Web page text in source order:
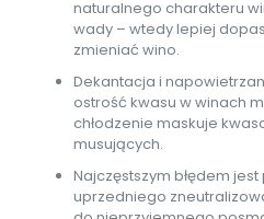
naturalnego charakteru
wady – wtedy lepiej
zmieniać wino.
Dekantacja i
ostrość kwasu w winach
chłodzenie maskuje
musujących.
Najczęstszym błędem
uprzedniego